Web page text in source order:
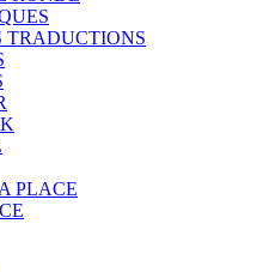
TRADUCTIONS
PLACE